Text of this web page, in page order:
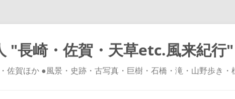
"長崎・佐賀・天草etc.風来紀行"
佐賀ほか ●風景・史跡・古写真・巨樹・石橋・滝・山野歩き・